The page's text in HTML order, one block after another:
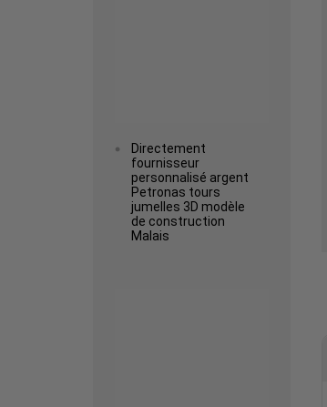
Directement
fournisseur
personnalisé argent
Petronas tours
jumelles 3D modèle
de construction
Malais